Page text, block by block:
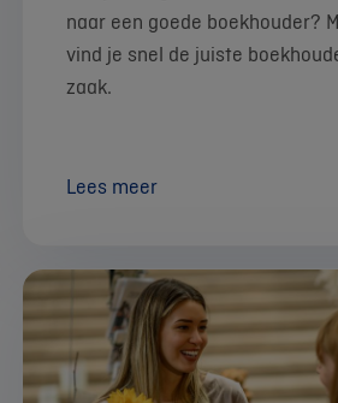
naar een goede boekhouder?
vind je snel de juiste
zaak.
Lees meer